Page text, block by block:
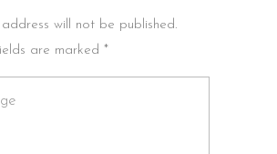
address will not be published.
are marked *